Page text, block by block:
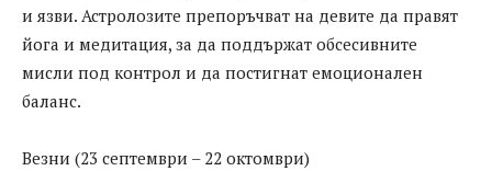
и язви. Астролозите препоръчват на девите да правят
йога и медитация, за да поддържат обсесивните
мисли под контрол и да постигнат емоционален
баланс.
Везни (23 септември – 22 октомври)